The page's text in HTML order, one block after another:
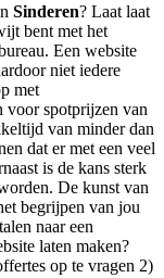
Sinderen? Laat laat
bent met het
Een website
niet iedere
met
voor spotprijzen van
van minder dan
dat er met een veel
is de kans sterk
De kunst van
begrijpen van jou
naar een
laten maken?
op te vragen 2)